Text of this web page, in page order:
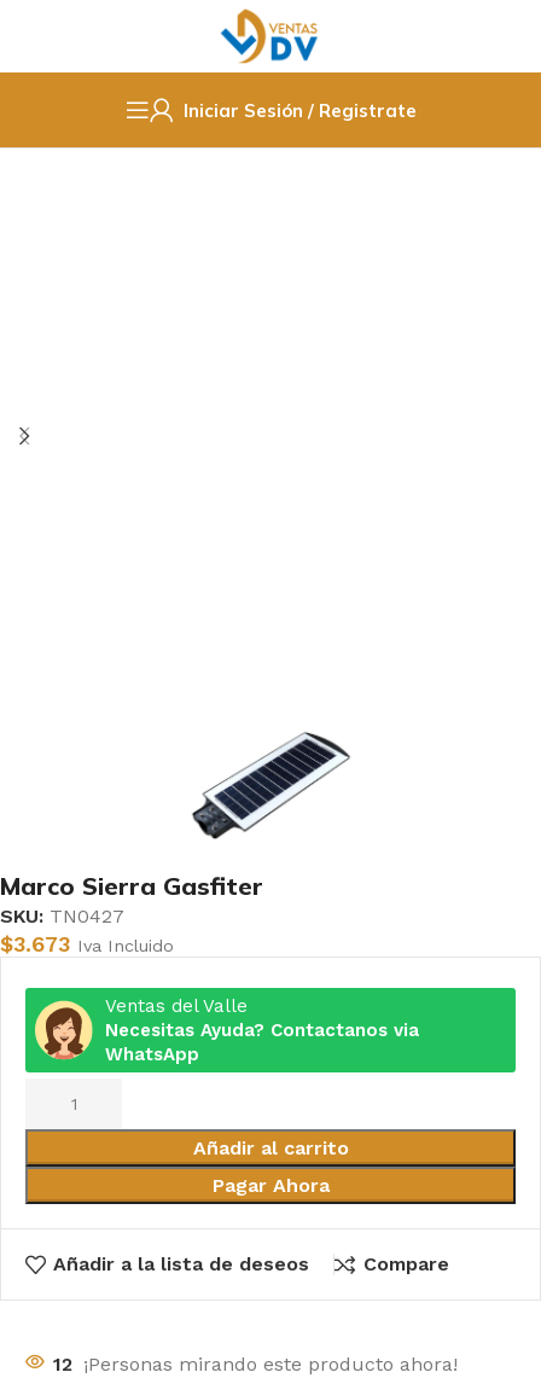
Iniciar Sesión / Registrate
Insumos de Ferretería
Marco Sierra Gasfiter
SKU: TN0427
$3.673 Iva Incluido
Ventas del Valle
Necesitas Ayuda? Contactanos via
WhatsApp
Añadir al carrito
Pagar Ahora
Añadir a la lista de deseos Compare
12 ¡Personas mirando este producto ahora!